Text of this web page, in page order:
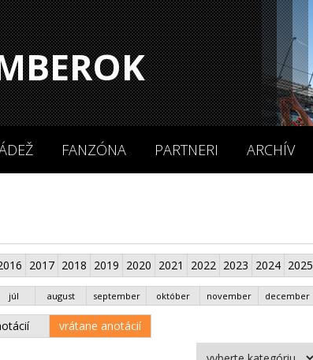
FANZÓNA PARTNERI ARCHÍV
2017 2018 2019 2020 2021 2022 2023 2024 2025
júl august september október november december
vrátane anotácií